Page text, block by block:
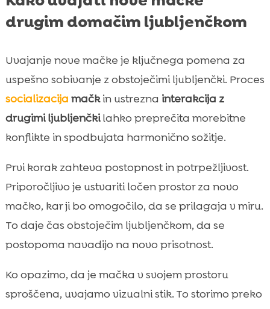
drugim domačim ljubljenčkom
Uvajanje nove mačke je ključnega pomena za
uspešno sobivanje z obstoječimi ljubljenčki. Proces
socializacija mačkin ustrezna interakcija z
drugimi ljubljenčkilahko preprečita morebitne
konflikte in spodbujata harmonično sožitje.
Prvi korak zahteva postopnost in potrpežljivost.
Priporočljivo je ustvariti ločen prostor za novo
mačko, kar ji bo omogočilo, da se prilagaja v miru.
To daje čas obstoječim ljubljenčkom, da se
postopoma navadijo na novo prisotnost.
Ko opazimo, da je mačka v svojem prostoru
sproščena, uvajamo vizualni stik. To storimo preko